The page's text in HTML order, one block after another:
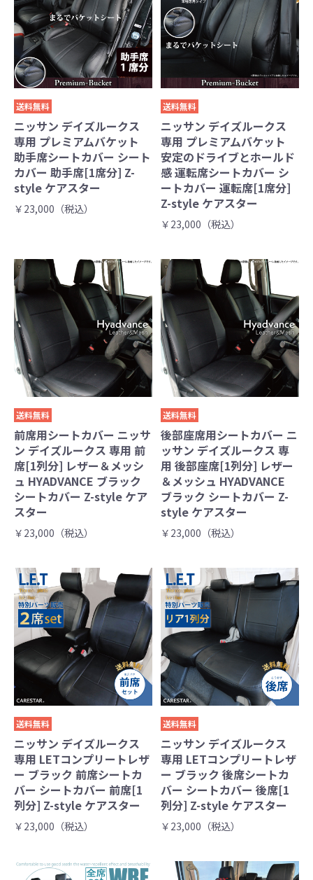
送料無料
ニッサン デイズルークス
専用 プレミアムバケット
助手席シートカバー シート
カバー 助手席[1席分] Z-
style ケアスター
￥23,000（税込）
送料無料
ニッサン デイズルークス
専用 プレミアムバケット
安定のドライブとホールド
感 運転席シートカバー シ
ートカバー 運転席[1席分]
Z-style ケアスター
￥23,000（税込）
送料無料
前席用シートカバー ニッサ
ン デイズルークス 専用 前
席[1列分] レザー＆メッシ
ュ HYADVANCE ブラック
シートカバー Z-style ケア
スター
￥23,000（税込）
送料無料
後部座席用シートカバー ニ
ッサン デイズルークス 専
用 後部座席[1列分] レザー
＆メッシュ HYADVANCE
ブラック シートカバー Z-
style ケアスター
￥23,000（税込）
送料無料
ニッサン デイズルークス
専用 LETコンプリートレザ
ー ブラック 前席シートカ
バー シートカバー 前席[1
列分] Z-style ケアスター
￥23,000（税込）
送料無料
ニッサン デイズルークス
専用 LETコンプリートレザ
ー ブラック 後席シートカ
バー シートカバー 後席[1
列分] Z-style ケアスター
￥23,000（税込）